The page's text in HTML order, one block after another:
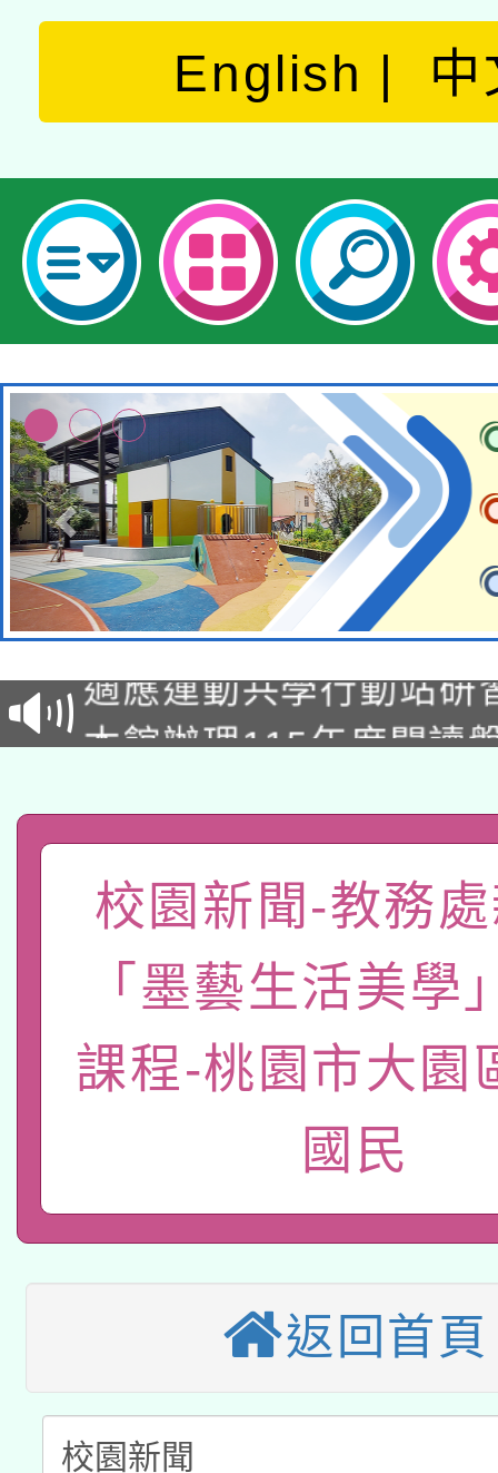
English 中
本校115學年度第2次
招甄選結果公告(無人
招)
適應運動共學行動站研
本館辦理115年度閱讀
礎課程
A3數位素養講師名單
「數位內容與教學軟
pilot」
薪期間赴陸應申請許可
轉知經濟部水利署委託
業技術研究院辦理「
用水績優單位及節水達
115年8月22日(星期六
桃園市孔廟祈福系列
開 智慧啟航」
2026年桃園地景藝術
本校115學年度第2次
招甄選結果公告(無人
招)
適應運動共學行動站研
本館辦理115年度閱讀
暨閱讀推動專業研習
科技賦能─人工智慧
礎課程
A3數位素養講師名單
「數位內容與教學軟體
校園新聞-教務
「墨藝生活美學
課程-桃園市大園
國民
返回首頁